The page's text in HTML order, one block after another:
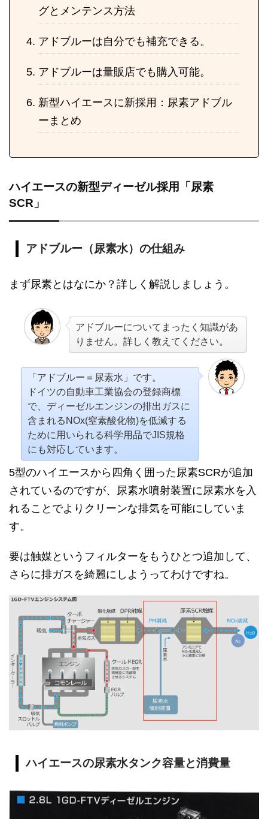
グとメンテンス方法
アドブルーは自分でも補充できる。
アドブルーは量販店でも購入可能。
新型ハイエースに新採用：尿素アドブル
ーまとめ
ハイエースの新型ディーゼル採用「尿素
SCR」
アドブルー（尿素水）の仕組み
まず尿素とはなにか？詳しく解説しましょう。
アドブルーについてまったく知識があ
りません。詳しく教えてください。
「アドブルー＝尿素水」です。
ドイツの自動車工業協会の登録商標
で、ディーゼルエンジンの排出ガスに
含まれるNOx(窒素酸化物)を低減する
ために用いられる科学用品でJIS規格
にも対応しています。
5型のハイエースから四角く囲った尿素SCRが追加
されているのですが、尿素水噴射装置に尿素水を入
れることでよりクリーンな排気を可能にしていま
す。
要は触媒というフィルターをもうひとつ追加して、
さらに排ガスを綺麗にしようってわけですね。
ハイエースの尿素水タンク容量と消費量